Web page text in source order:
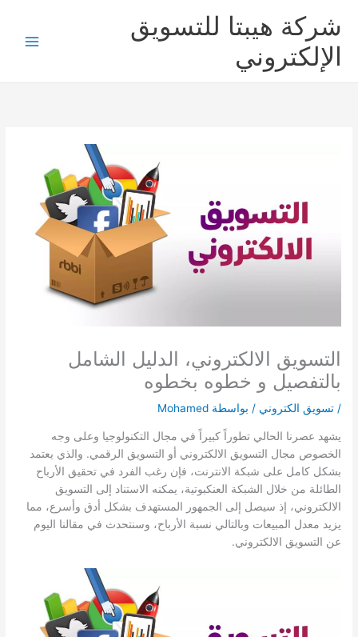
المحتوى
شركة هيبتا للتسويق
الإلكتروني
التسويق الالكتروني، الدليل الشامل
بالتفصيل و خطوه بخطوه
/تسويق الكتروني / بواسطة Mohamed
يشهد عصرنا الحالي تطوراً كبيراً في مجال التكنولوجيا وعلى وجه
الخصوص مجال التسويق الالكتروني أو التسويق الرقمي. والذي يعتمد
بشكل كامل على شبكة الانترنت، فإن رغب الفرد في تحقيق الأرباح
الطائلة من خلال الشبكة العنكبوتية، يمكنه الاستناد إلى التسويق
الالكتروني، إذ سيصل إلى الجمهور المستهدف بشكل أدق وأسرع، مما
يزيد معدل المبيعات وبالتالي نسبة الأرباح، وسنتحدث في مقالنا اليوم
عن التسويق الالكتروني.